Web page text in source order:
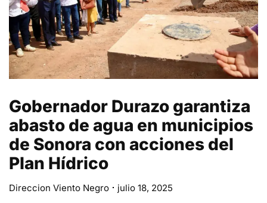
Gobernador Durazo garantiza
abasto de agua en municipios
de Sonora con acciones del
Plan Hídrico
Direccion Viento Negro julio 18, 2025